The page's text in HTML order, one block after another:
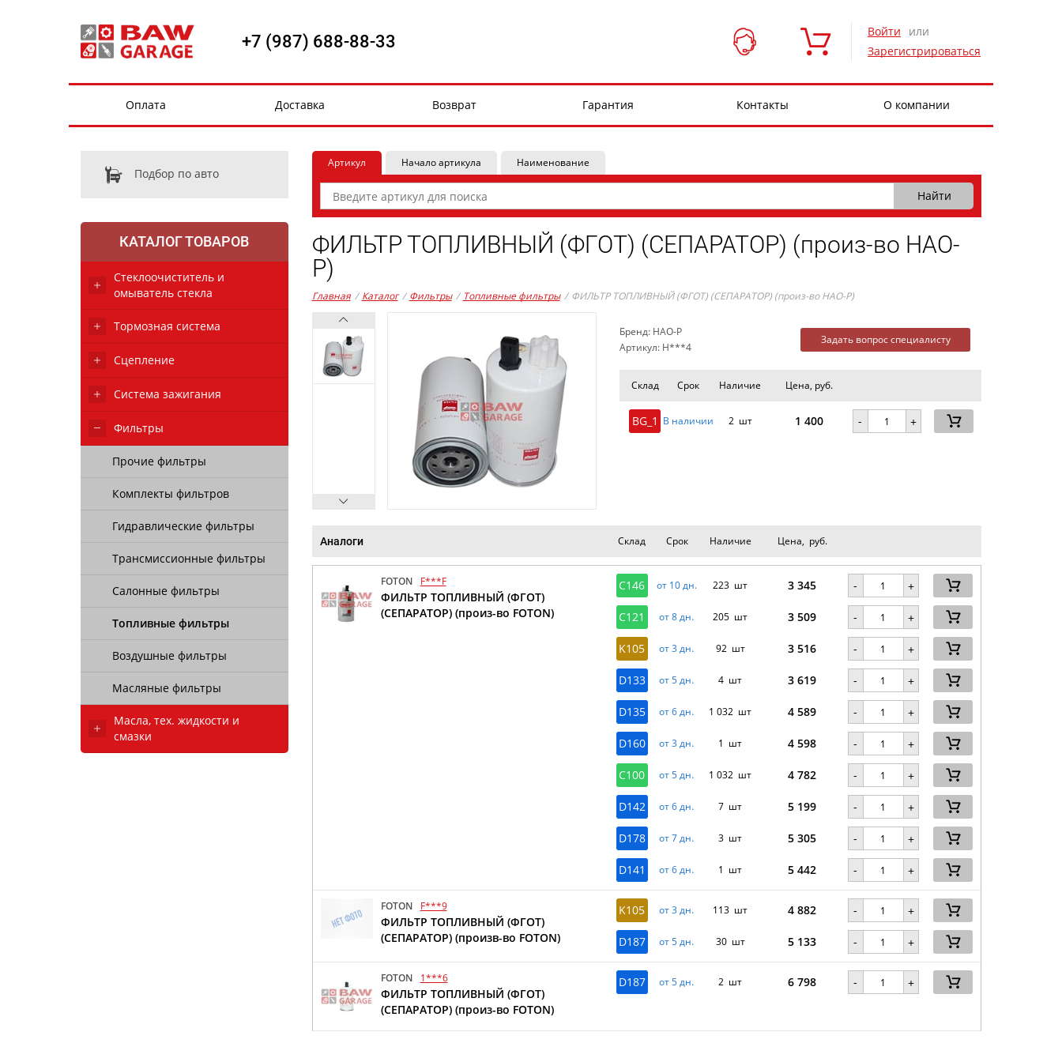
+7 (987) 688-88-33 Войти
или
Зарегистрироваться
Оплата Доставка Возврат Гарантия Контакты О компании
Подбор по авто
КАТАЛОГ ТОВАРОВ
Стеклоочиститель и
омыватель стекла
Тормозная система
Сцепление
Система зажигания
Фильтры
Прочие фильтры
Комплекты фильтров
Гидравлические фильтры
Трансмиссионные фильтры
Салонные фильтры
Топливные фильтры
Воздушные фильтры
Масляные фильтры
Масла, тех. жидкости и
смазки
Артикул Начало артикула Наименование
ФИЛЬТР ТОПЛИВНЫЙ (ФГОТ) (СЕПАРАТОР) (произ-во HAO-
P)
Главная / Каталог / Фильтры / Топливные фильтры / ФИЛЬТР ТОПЛИВНЫЙ (ФГОТ) (СЕПАРАТОР) (произ-во HAO-P)
Бренд: HAO-P
Артикул: H***4
Задать вопрос специалисту
Склад Срок Наличие Цена, руб.
BG_1 В наличии 2 шт 1 400 - +
Аналоги Склад Срок Наличие Цена, руб.
FOTON F***F
ФИЛЬТР ТОПЛИВНЫЙ (ФГОТ)
(СЕПАРАТОР) (произ-во FOTON)
C146 от 10 дн. 223 шт 3 345 - +
C121 от 8 дн. 205 шт 3 509 - +
K105 от 3 дн. 92 шт 3 516 - +
D133 от 5 дн. 4 шт 3 619 - +
D135 от 6 дн. 1 032 шт 4 589 - +
D160 от 3 дн. 1 шт 4 598 - +
C100 от 5 дн. 1 032 шт 4 782 - +
D142 от 6 дн. 7 шт 5 199 - +
D178 от 7 дн. 3 шт 5 305 - +
D141 от 6 дн. 1 шт 5 442 - +
FOTON F***9
ФИЛЬТР ТОПЛИВНЫЙ (ФГОТ)
(СЕПАРАТОР) (произв-во FOTON)
K105 от 3 дн. 113 шт 4 882 - +
D187 от 5 дн. 30 шт 5 133 - +
FOTON 1***6
ФИЛЬТР ТОПЛИВНЫЙ (ФГОТ)
(СЕПАРАТОР) (произ-во FOTON)
D187 от 5 дн. 2 шт 6 798 - +